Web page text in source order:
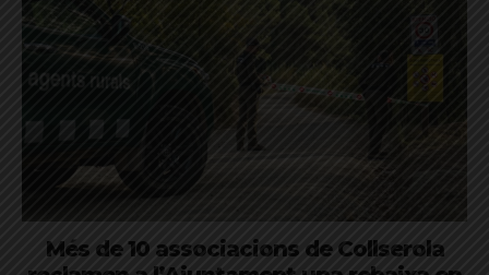
Més de 10 associacions de Collserola